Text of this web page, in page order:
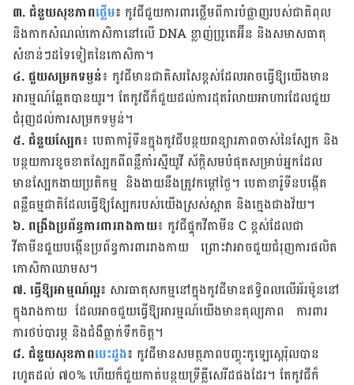
៣. ជំនួយសុខភាពថ្លើម៖ កូវជីជួយការពារថ្លើមពីការបំផ្លាញរបស់ជាតិពុល
និងកាកសំណល់កោសិកានៅលើ DNA ខ្លាញ់ប្រូតេអ៊ីន និងសមាសធាតុ
សំខាន់ៗដទៃទៀតនៃកោសិកា។
៤. ជួយសម្រកទម្ងន់៖ កូវជីមានជាតិសរសៃខ្ពស់ដែលអាចធ្វើឱ្យយើងមាន
អារម្មណ៍ឆ្អែតបានយូរ។ តែកូវជី​ក៏ជួយ​ដល់ការ​ដុត​រំលាយអាហារដែលជួយ
ជំរុញដល់ការសម្រកទម្ងន់។
៥. ជំនួយស្បែក៖ បេតាការ៉ូទីនក្នុងកូវជីបន្ថយពន្យារភាពចាស់នៃស្បែក និង
បន្ថយការខូចខាតស្បែកពីពន្លឺកាំរស្មីយូវី ស័ក្តិសម​បំផុត​សម្រាប់អ្នកដែល
មានស្បែកងាយប្រតិកម្ម និងងាយនឹងត្រូវកម្តៅថ្ងៃ។ បេតាខារ៉ូទីន​បង្កើត
ពន្លឺធម្មជាតិដែលធ្វើឱ្យស្បែករបស់យើងស្រស់ស្អាត និងក្មេងជាងវ័យ។
៦. ពង្រឹងប្រព័ន្ធការពាររាងកាយ៖ កូវជីផ្ទុកវីតាមីន C ខ្ពស់ដែលជា
វីតាមីនជួយបង្កើនប្រព័ន្ធការពាររាងកាយ ព្រោះវាអាចជួយ​ជំរុញ​ការ​ផលិត​
កោសិកាឈាមស។
៧. ធ្វើឱ្យអាម្មណ៍ល្អ៖ សារធាតុសកម្មនៅក្នុងកូវជីមានឥទ្ធិពលលើអ័រម៉ូននៅ
ក្នុងរាងកាយ ដែលអាចជួយធ្វើឱ្យអារម្មណ៍យើងមានតុល្យភាព ការពារ
ការថប់បារម្ភ និងជំងឺធ្លាក់ទឹកចិត្ត។
៨. ជំនួយសុខភាពបេះដូង៖ កូវជីមានសមត្ថភាពបញ្ចុះកូឡេស្តេរ៉ុលបាន
រហូតដល់ ៧០% ហើយ​ក៏ជួយកាត់បន្ថយ​ទ្រីគ្លីសេរីដ​ផង​ដែរ។ តែកូវជីក៏